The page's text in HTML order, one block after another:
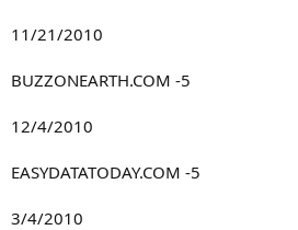
11/21/2010
BUZZONEARTH.COM -5
12/4/2010
EASYDATATODAY.COM -5
3/4/2010